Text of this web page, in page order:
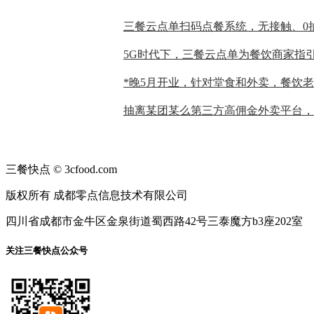
三餐快点 © 3cfood.com
版权所有 成都零点信息技术有限公司
四川省成都市金牛区金泉街道蜀西路42号三泰魔方b3座202室
关注三餐快点公众号